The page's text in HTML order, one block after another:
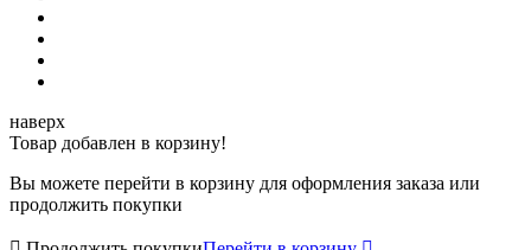
наверх
Товар добавлен в корзину!
Вы можете перейти в корзину для оформления заказа или
продолжить покупки